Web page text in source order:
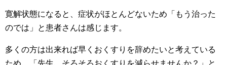
寛解状態になると、症状がほとんどないため「もう治った
のでは」と患者さんは感じます。
多くの方は出来れば早くおくすりを辞めたいと考えている
ため、「先生、そろそろおくすりを減らせませんか？」と